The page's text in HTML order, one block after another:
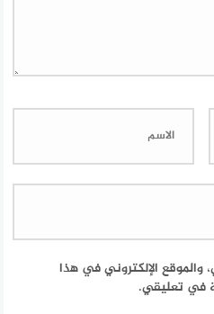
والموقع الإلكتروني في هذا
في تعليقي.